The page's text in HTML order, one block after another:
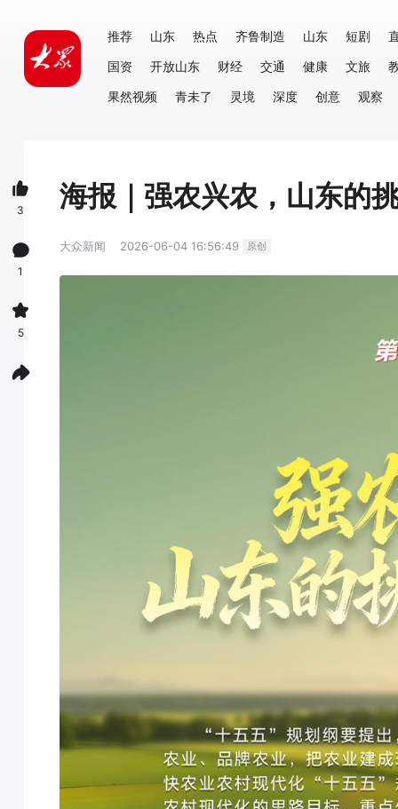
推荐 山东 热点 齐鲁制造 山东 短剧
国资
开放山东 财经 交通 健康 文旅
果然视频
青未了 灵境 深度 创意 观察
海报｜强农兴农，山东的
大众新闻 2026-06-04 16:56:49 原创
3
1
5